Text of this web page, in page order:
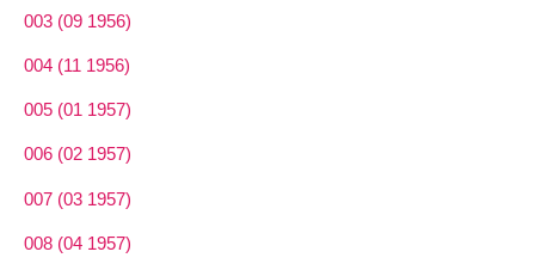
003 (09 1956)
004 (11 1956)
005 (01 1957)
006 (02 1957)
007 (03 1957)
008 (04 1957)